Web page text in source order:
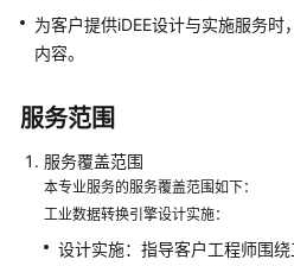
务
业
务
为客户提供iDEE设计与实施服务
内容。
服务范围
服务覆盖范围
本专业服务的服务覆盖范围如下：
工业数据转换引擎设计实施：
设计实施：指导客户工程师围